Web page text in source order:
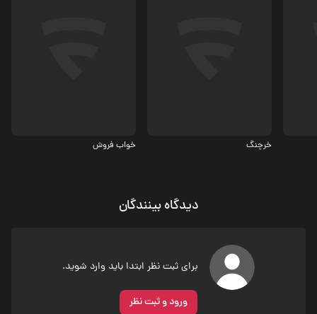
خرچنگ خواب فروش
دیدگاه بینندگان
برای ثبت نظر ابتدا باید وارد شوید.
ورود و ثبت نظر